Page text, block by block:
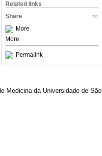
Related links
Share
More
More
Permalink
Medicina da Universidade de São